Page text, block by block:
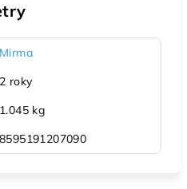
Mirma
2 roky
1.045 kg
8595191207090